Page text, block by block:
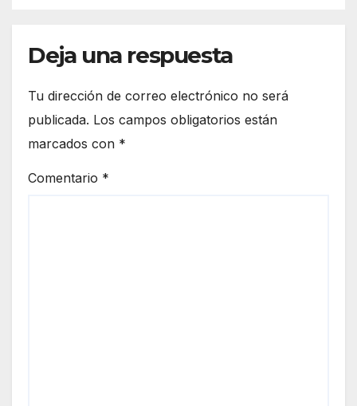
Deja una respuesta
Tu dirección de correo electrónico no será
publicada. Los campos obligatorios están
marcados con *
Comentario *